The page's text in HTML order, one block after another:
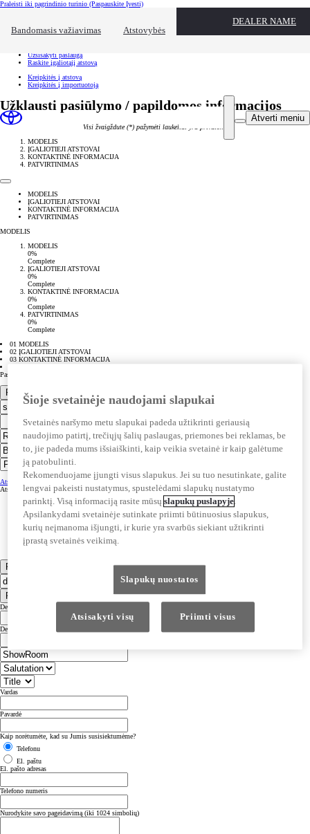
Praleisti iki pagrindinio turinio (Paspauskite Įvesti)
Bandomasis važiavimas Atstovybės
DEALER NAME
Spartusis pasirinkimas Spustelėkite, kad užvertumėte pasiekiamumo perdangą
Užsisakyti paslaugą
Raskite įgaliotąjį atstovą
Kreipkitės į atstovą
Kreipkitės į importuotoją
Atverti meniu
Užklausti pasiūlymo / papildomos informacijos
Visi žvaigždute (*) pažymėti laukeliai yra privalomi
MODELIS
ĮGALIOTIEJI ATSTOVAI
KONTAKTINĖ INFORMACIJA
PATVIRTINIMAS
MODELIS
ĮGALIOTIEJI ATSTOVAI
KONTAKTINĖ INFORMACIJA
PATVIRTINIMAS
MODELIS
MODELIS
0%
Complete
ĮGALIOTIEJI ATSTOVAI
0%
Complete
KONTAKTINĖ INFORMACIJA
0%
Complete
PATVIRTINIMAS
0%
Complete
01 MODELIS
02 ĮGALIOTIEJI ATSTOVAI
03 KONTAKTINĖ INFORMACIJA
Pasirinkti automobilį
Pasirinkite įgaliotąjį atstovą
Atstovybės informacija
Atstovybės informacija
Atstovybės darbo laikasAtstovybės darbo laikas
Pateikti
Pasirinkite įgaliotąjį atstovą
Dealer Language
Dealer Country
Vardas
Pavardė
Kaip norėtumėte, kad su Jumis susisiektumėme?
Telefonu
El. paštu
El. pašto adresas
Telefono numeris
Nurodykite savo pageidavimą (iki 1024 simbolių)
Šioje svetainėje naudojami slapukai
Svetainės naršymo metu slapukai padeda užtikrinti geriausią
naudojimo patirtį, trečiųjų šalių paslaugas, priemones bei reklamas, be
to, jie padeda mums išsiaiškinti, kaip veikia svetainė ir kaip galėtume
ją patobulinti.
Rekomenduojame įjungti visus slapukus. Jei su tuo nesutinkate, galite
lengvai pakeisti nustatymus, spustelėdami slapukų nustatymo
parinktį. Visą informaciją rasite mūsųslapukų puslapyje
Apsilankydami svetainėje sutinkate priimti būtinuosius slapukus,
kurių neįmanoma išjungti, ir kurie yra svarbūs siekiant užtikrinti
įprastą svetainės veikimą.
Slapukų nuostatos
Atsisakyti visų Priimti visus